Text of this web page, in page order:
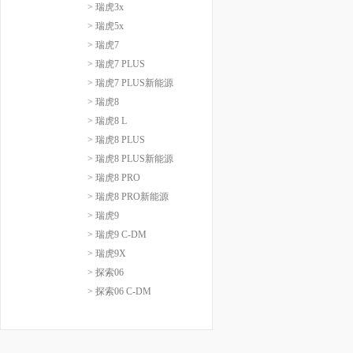
> 瑞虎3x
> 瑞虎5x
> 瑞虎7
> 瑞虎7 PLUS
> 瑞虎7 PLUS新能源
> 瑞虎8
> 瑞虎8 L
> 瑞虎8 PLUS
> 瑞虎8 PLUS新能源
> 瑞虎8 PRO
> 瑞虎8 PRO新能源
> 瑞虎9
> 瑞虎9 C-DM
> 瑞虎9X
> 探索06
> 探索06 C-DM